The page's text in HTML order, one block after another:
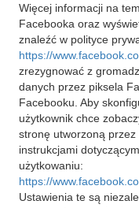
Więcej informacji na
Facebooka oraz
znaleźć w polityce
https://
zrezygnować z
danych przez piksela
Facebooku. Aby
użytkownik chce
stronę utworzoną
instrukcjami
użytkowaniu:
https://
Ustawienia te są